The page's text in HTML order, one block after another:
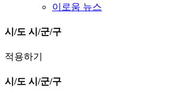
이로움 뉴스
시/도 시/군/구
적용하기
시/도 시/군/구